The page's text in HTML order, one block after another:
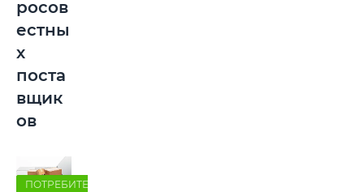
росов
естны
х
поста
вщик
ов
ПОТРЕБИТЕЛЬ